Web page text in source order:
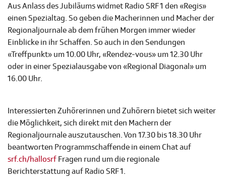
Aus Anlass des Jubiläums widmet Radio SRF 1 den «Regis»
einen Spezialtag. So geben die Macherinnen und Macher der
Regionaljournale ab dem frühen Morgen immer wieder
Einblicke in ihr Schaffen. So auch in den Sendungen
«Treffpunkt» um 10.00 Uhr, «Rendez-vous» um 12.30 Uhr
oder in einer Spezialausgabe von «Regional Diagonal» um
16.00 Uhr.
Interessierten Zuhörerinnen und Zuhörern bietet sich weiter
die Möglichkeit, sich direkt mit den Machern der
Regionaljournale auszutauschen. Von 17.30 bis 18.30 Uhr
beantworten Programmschaffende in einem Chat auf
srf.ch/hallosrf Fragen rund um die regionale
Berichterstattung auf Radio SRF 1.